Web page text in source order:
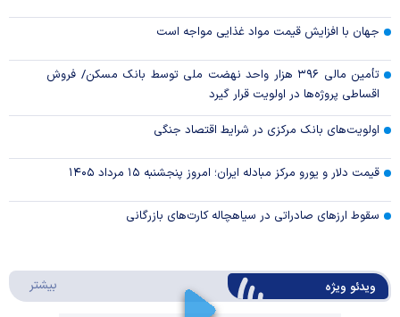
جهان با افزایش قیمت مواد غذایی مواجه است
تأمین مالی ۳۹۶ هزار واحد نهضت ملی توسط بانک مسکن/ فروش
اقساطی پروژه‌ها در اولویت قرار گیرد
اولویت‌های بانک مرکزی در شرایط اقتصاد جنگی
قیمت دلار و یورو مرکز مبادله ایران؛ امروز پنجشنبه ۱۵ مرداد ۱۴۰۵
سقوط ارزهای صادراتی در سیاهچاله کارت‌های بازرگانی
ویدئو ویژه بیشتر